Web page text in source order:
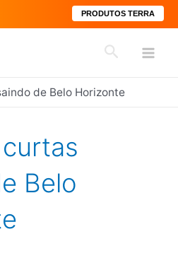
PRODUTOS TERRA
Pesquisar
de Belo Horizonte
Belo